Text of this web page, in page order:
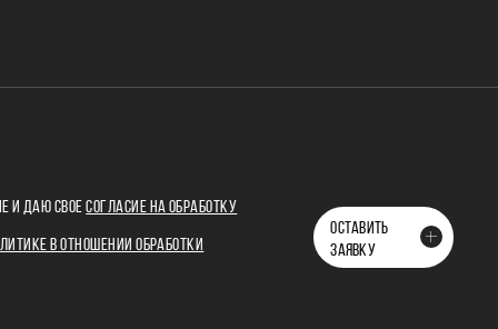
И ДАЮ СВОЕСОГЛАСИЕ НА ОБРАБОТКУ
В ОТНОШЕНИИ ОБРАБОТКИ
ОСТАВИТЬ
ЗАЯВКУ